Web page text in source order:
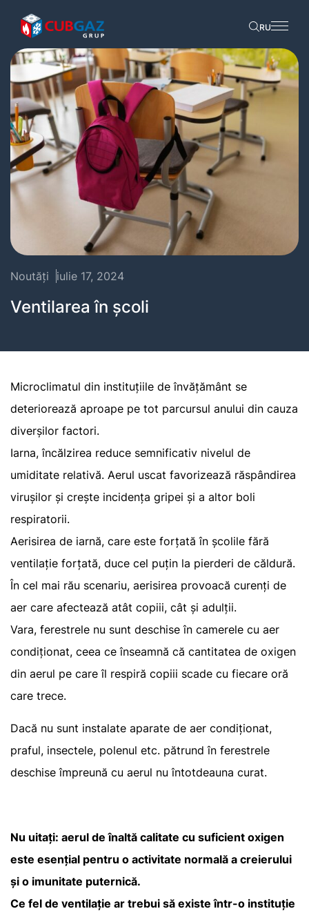
RU
Noutăți iulie 17, 2024
Ventilarea în școli
Microclimatul din instituțiile de învățământ se
deteriorează aproape pe tot parcursul anului din cauza
diverșilor factori.
Iarna, încălzirea reduce semnificativ nivelul de
umiditate relativă. Aerul uscat favorizează răspândirea
virușilor și crește incidența gripei și a altor boli
respiratorii.
Aerisirea de iarnă, care este forțată în școlile fără
ventilație forțată, duce cel puțin la pierderi de căldură.
În cel mai rău scenariu, aerisirea provoacă curenți de
aer care afectează atât copiii, cât și adulții.
Vara, ferestrele nu sunt deschise în camerele cu aer
condiționat, ceea ce înseamnă că cantitatea de oxigen
din aerul pe care îl respiră copiii scade cu fiecare oră
care trece.
Dacă nu sunt instalate aparate de aer condiționat,
praful, insectele, polenul etc. pătrund în ferestrele
deschise împreună cu aerul nu întotdeauna curat.
Nu uitați: aerul de înaltă calitate cu suficient oxigen
este esențial pentru o activitate normală a creierului
și o imunitate puternică.
Ce fel de ventilație ar trebui să existe într-o instituție